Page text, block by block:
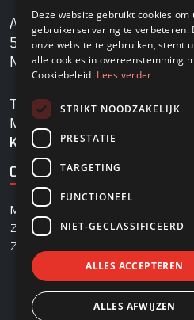
Agrobaan 13
5813 EB Ysselsteyn
Nederland
TEL +31478745270
MAILinfo@rovadi-
KVK
96455101
OPENINGSTIJDEN
MAANDAG - VRIJDAG
ZATERDAG
08:00 -
ZONDAG
© 2026 - ROVADI
Deze website gebruikt cookies om
gebruikerservaring te verbeteren.
onze website te gebruiken, stemt
alle cookies in overeenstemming
Cookiebeleid. Lees verder
STRIKT NOODZAKELIJK
PRESTATIE
TARGETING
FUNCTIONEEL
NIET-GECLASSIFICEERD
ALLES ACCEPTEREN
ALLES AFWIJZEN